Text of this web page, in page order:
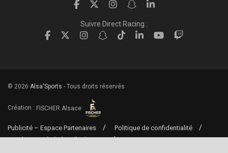
Suivre Direct Racing :
© 2026 Alsa'Sports - Tous droits réservés
Création : FISCHER.Alsace
Publicité – Espace Partenaires
Politique de confidentialité
Conditions générales d’utilisation